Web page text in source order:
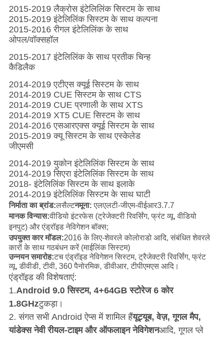
2015-2019 लैक्रोस इंटेलिलिंक सिस्टम के साथ
2015-2019 इंटेलिलिंक सिस्टम के साथ कल्पना
2015-2016 रीगल इंटेलिलिंक के साथ
ओपल/वॉक्सहॉल
2015-2017 इंटेलिलिंक के साथ प्रतीक चिन्ह
कैडिलैक
2014-2019 एटीएस क्यूई सिस्टम के साथ
2014-2019 CUE सिस्टम के साथ CTS
2014-2019 CUE प्रणाली के साथ XTS
2014-2019 XT5 CUE सिस्टम के साथ
2014-2016 एसआरएक्स क्यूई सिस्टम के साथ
2015-2019 क्यू सिस्टम के साथ एस्केलेड
जीएमसी
2014-2019 युकोन इंटेलिलिंक सिस्टम के साथ
2014-2019 सिएरा इंटेलिलिंक सिस्टम के साथ
2018- इंटेलिलिंक सिस्टम के साथ इलाके
2014-2019 इंटेलिलिंक सिस्टम के साथ घाटी
निर्माता का ब्रांड:लसैल्टनमूना: एलएलटी-जीएम-वीईआर3.7.7
मानक विन्यास:वीडियो इंटरफेस (ट्रेजेक्टरी रिवर्सिंग, फ्रंट व्यू, वीडियो
इनपुट) और एंड्रॉइड नेविगेशन बॉक्स;
उपयुक्त कार मॉडल:2016 के लिए-शेवरले कोलोराडो आदि, संबंधित शेवरले
कारों के साथ गठबंधन करें (माईलिंक सिस्टम)
उन्नयन समारोह:टच एंड्रॉइड नेविगेशन सिस्टम, ट्रैजेक्टरी रिवर्सिंग, फ्रंट
व्यू, डीवीडी, टीवी, 360 पैनोरमिक, डीवीआर, टीपीएमएस आदि।
एंड्रॉइड की विशेषताएं:
1.Android 9.0 सिस्टम, 4+64GB स्टोरेज 6 कोर
1.8GHzटुकड़ा।
2. संगत सभी Android ऐप्स में शामिल हैंयूट्यूब, वेज़, गूगल मैप,
यांडेक्स नेवी रीयल-टाइम और ऑफलाइन नेविगेशनआदि, गूगल प्ले